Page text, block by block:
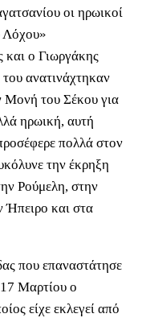
οι ηρωικοί
Λόχου»
και ο Γιωργάκης
ανατινάχτηκαν
Μονή του Σέκου για
ηρωική, αυτή
πολλά στον
την έκρηξη
Ρούμελη, στην
Ήπειρο και στα
που επαναστάτησε
Μαρτίου ο
είχε εκλεγεί από